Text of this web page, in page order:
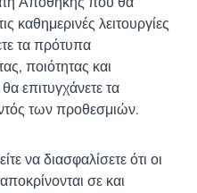
καθημερινές λειτουργίες
τα πρότυπα
ποιότητας και
επιτυγχάνετε τα
των προθεσμιών.
να διασφαλίσετε ότι οι
σε και